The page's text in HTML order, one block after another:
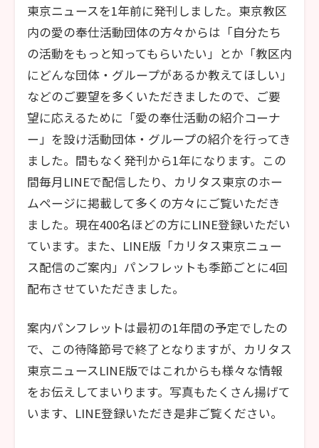
東京ニュースを1年前に発刊しました。東京教区
内の愛の奉仕活動団体の方々からは「自分たち
の活動をもっと知ってもらいたい」とか「教区内
にどんな団体・グループがあるか教えてほしい」
などのご要望を多くいただきましたので、ご要
望に応えるために「愛の奉仕活動の紹介コーナ
ー」を設け活動団体・グループの紹介を行ってき
ました。間もなく発刊から1年になります。この
間毎月LINEで配信したり、カリタス東京のホー
ムページに掲載して多くの方々にご覧いただき
ました。現在400名ほどの方にLINE登録いただい
ています。また、LINE版「カリタス東京ニュー
ス配信のご案内」パンフレットも季節ごとに4回
配布させていただきました。
案内パンフレットは最初の1年間の予定でしたの
で、この待降節号で終了となりますが、カリタス
東京ニュースLINE版ではこれからも様々な情報
をお伝えしてまいります。写真もたくさん揚げて
います、LINE登録いただき是非ご覧ください。